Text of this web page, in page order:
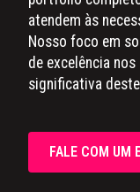
atendem às
Nosso foco em
de excelência
significativa
FALE COM UM